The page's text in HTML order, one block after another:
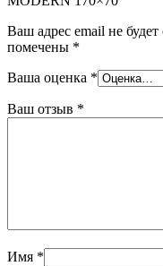
Ваш адрес email не
помечены *
Ваша оценка *
Ваш отзыв *
Имя *